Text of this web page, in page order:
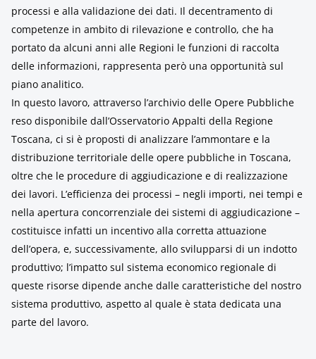
processi e alla validazione dei dati. Il decentramento di
competenze in ambito di rilevazione e controllo, che ha
portato da alcuni anni alle Regioni le funzioni di raccolta
delle informazioni, rappresenta però una opportunità sul
piano analitico.
In questo lavoro, attraverso l’archivio delle Opere Pubbliche
reso disponibile dall’Osservatorio Appalti della Regione
Toscana, ci si è proposti di analizzare l’ammontare e la
distribuzione territoriale delle opere pubbliche in Toscana,
oltre che le procedure di aggiudicazione e di realizzazione
dei lavori. L’efficienza dei processi – negli importi, nei tempi e
nella apertura concorrenziale dei sistemi di aggiudicazione –
costituisce infatti un incentivo alla corretta attuazione
dell’opera, e, successivamente, allo svilupparsi di un indotto
produttivo; l’impatto sul sistema economico regionale di
queste risorse dipende anche dalle caratteristiche del nostro
sistema produttivo, aspetto al quale è stata dedicata una
parte del lavoro.